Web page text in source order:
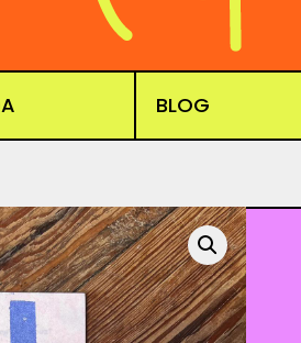
BLOG